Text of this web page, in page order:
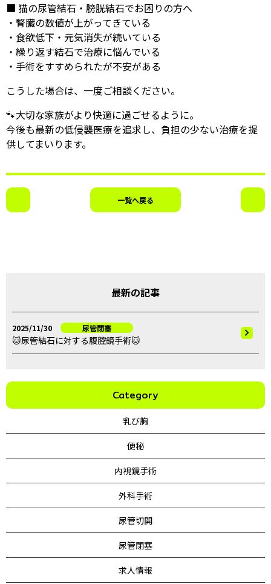
■ 猫の尿管結石・膀胱結石でお困りの方へ
・腎臓の数値が上がってきている
・食欲低下・元気消失が続いている
・繰り返す結石で治療に悩んでいる
・手術をすすめられたが不安がある
こうした場合は、一度ご相談ください。
🐾大切な家族がより快適に過ごせるように。
今後も最新の低侵襲医療を追求し、負担の少ない治療を提
供してまいります。
一覧へ戻る
最新の記事
2025/11/30 尿管閉塞
🐱尿管結石に対する腹腔鏡手術🐱
Category
乳び胸
便秘
内視鏡手術
外科手術
尿管切開
尿管閉塞
求人情報